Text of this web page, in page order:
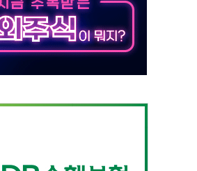
1주택 등 여론 수렴"
상
크 구현 첫발